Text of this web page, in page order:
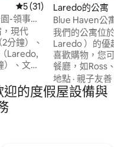
從 31 則評價中獲得 5 的平
5 (31)
-領事館-
現代
分鐘）、
Laredo,
、文化
鐘
、Aptiv、
Laredo的公寓
Blue Haven公寓-
我們的公寓位於一
Laredo ）的優越位置！ 如果您
喜歡購物，您可以
餐廳，如Ross、
Target、
Home Goods ，以
我們五彩繽紛的空
地點 ·親子友善
迎的度假屋設備與